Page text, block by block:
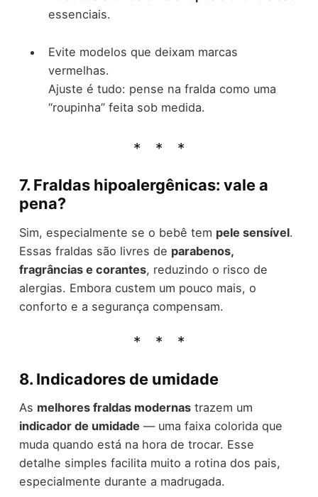
essenciais.
Evite modelos que deixam marcas
vermelhas.
Ajuste é tudo: pense na fralda como uma
“roupinha” feita sob medida.
7. Fraldas hipoalergênicas: vale a
pena?
Sim, especialmente se o bebê tem pele sensível.
Essas fraldas são livres de parabenos,
fragrâncias e corantes, reduzindo o risco de
alergias. Embora custem um pouco mais, o
conforto e a segurança compensam.
8. Indicadores de umidade
As melhores fraldas modernastrazem um
indicador de umidade — uma faixa colorida que
muda quando está na hora de trocar. Esse
detalhe simples facilita muito a rotina dos pais,
especialmente durante a madrugada.